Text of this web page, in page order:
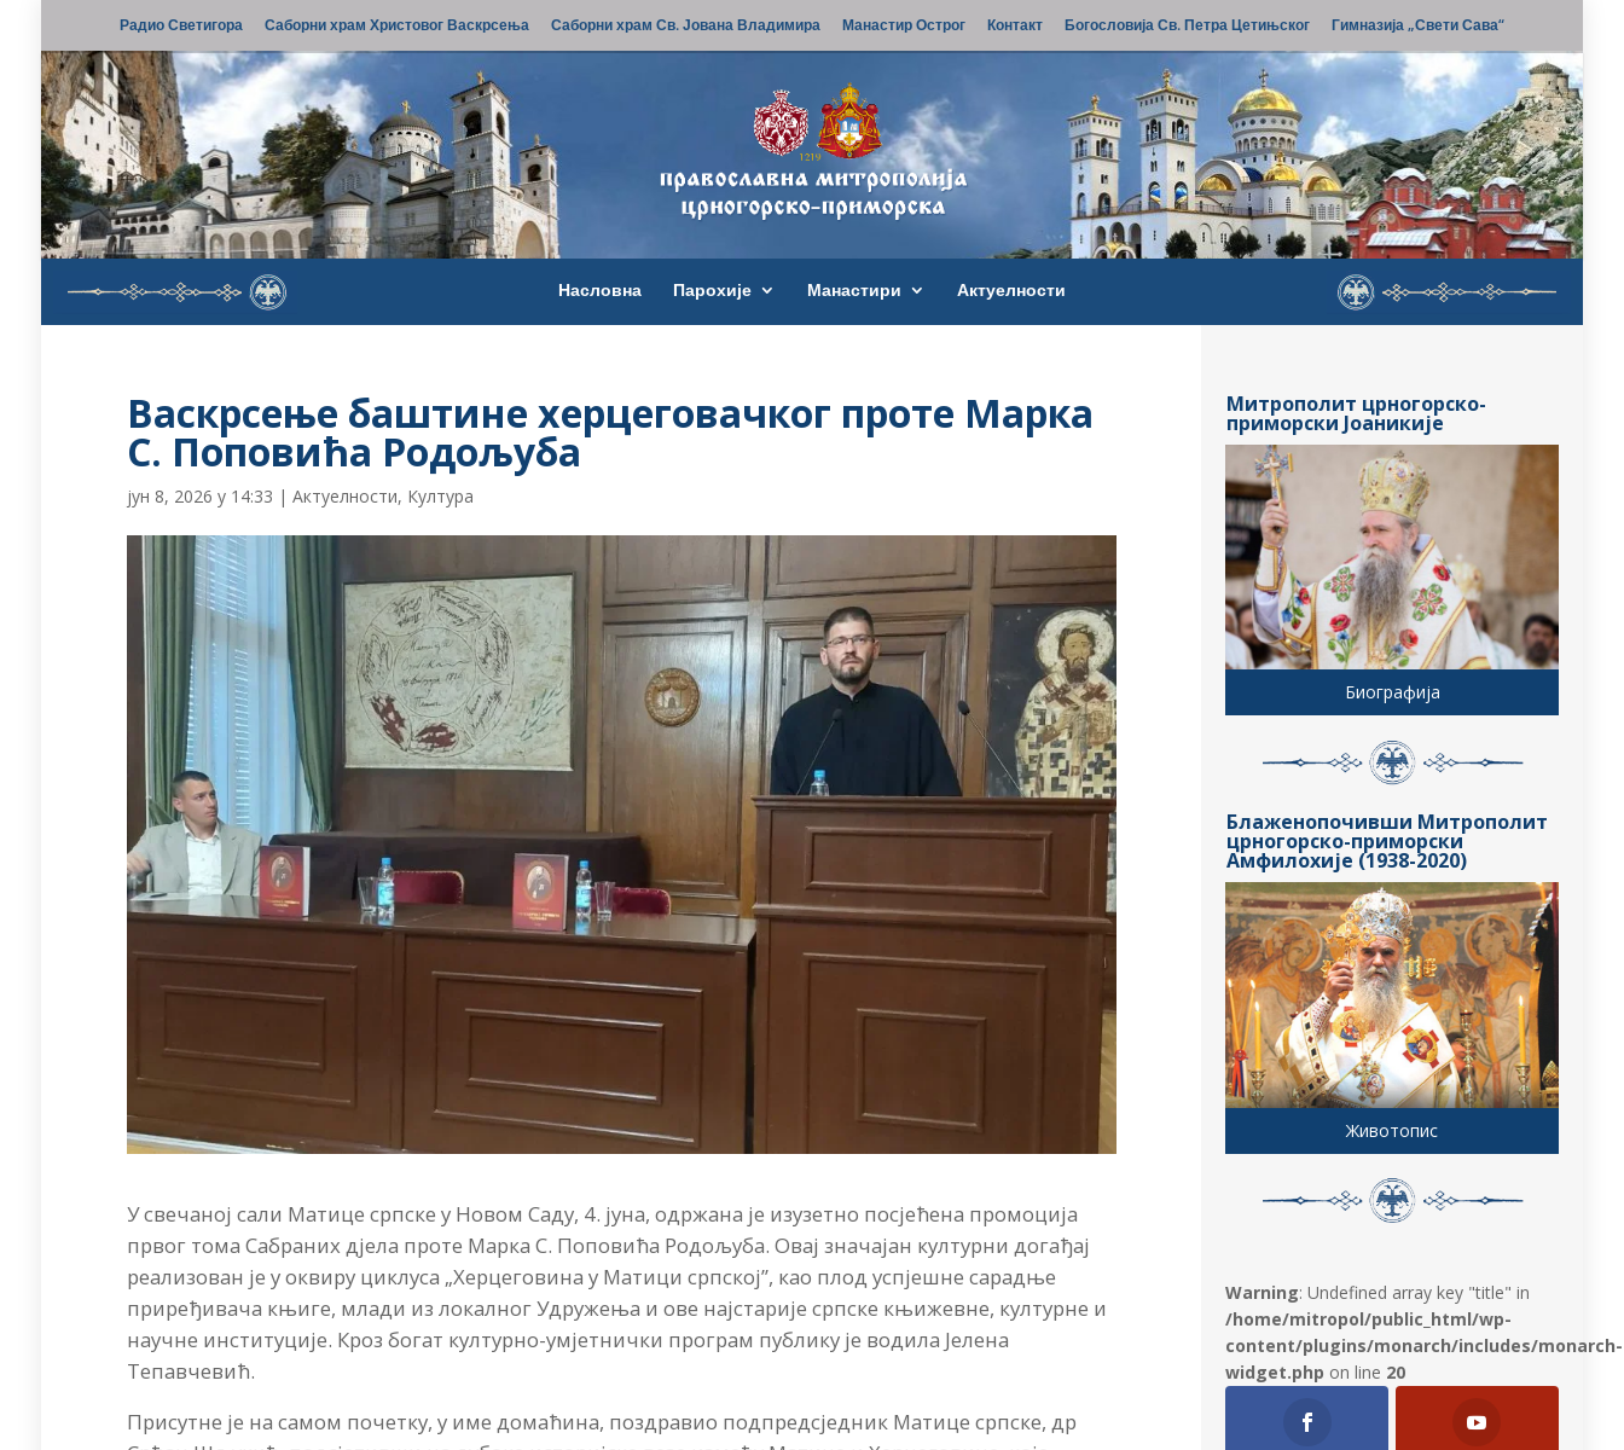
Радио Светигора Саборни храм Христовог Васкрсења Саборни храм Св. Јована Владимира Манастир Острог Контакт Богословија Св. Петра Цетињског Гимназија „Свети Сава“
Насловна Парохије Манастири Актуелности
Васкрсење баштине херцеговачког проте Марка
С. Поповића Родољуба
јун 8, 2026 у 14:33 |Актуелности, Култура
У свечаној сали Матице српске у Новом Саду, 4. јуна, одржана је изузетно посјећена промоција
првог тома Сабраних дјела проте Марка С. Поповића Родољуба. Овај значајан културни догађај
реализован је у оквиру циклуса „Херцеговина у Матици српској”, као плод успјешне сарадње
приређивача књиге, млади из локалног Удружења и ове најстарије српске књижевне, културне и
научне институције. Кроз богат културно-умјетнички програм публику је водила Јелена
Тепавчевић.
​Присутне је на самом почетку, у име домаћина, поздравио подпредсједник Матице српске, др
Митрополит црногорско-
приморски Јоаникије
Биографија
Блаженопочивши Митрополит
црногорско-приморски
Амфилохије (1938-2020)
Животопис
Warning: Undefined array key "title" in
/home/mitropol/public_html/wp-
content/plugins/monarch/includes/monarch-
widget.php on line 20